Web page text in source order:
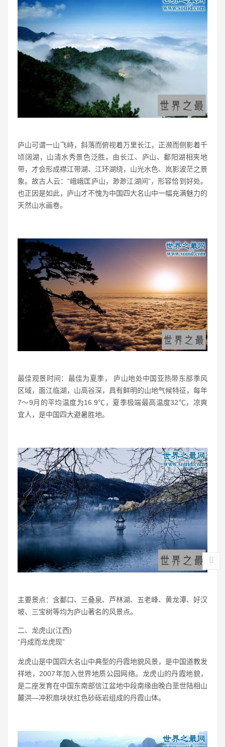
庐山可谓一山飞峙，斜落而俯视着万里长江，正濒而侧影着千
顷阔湖，山清水秀景色泛胜。由长江、庐山、鄱阳湖相夹地
带，才会形成襟江带湖、江环湖绕，山光水色、岚影波茫之景
象。故古人云：“峨峨匡庐山，渺渺江湖间”，形容恰到好处。
也正因是如此，庐山才不愧为中国四大名山中一幅充满魅力的
天然山水画卷。
最佳观景时间：最佳为夏季， 庐山地处中国亚热带东部季风
区域，面江临湖，山高谷深，具有鲜明的山地气候特征，每年
7～9月的平均温度为16.9℃，夏季极端最高温度32℃，凉爽
宜人，是中国四大避暑胜地。
主要景点：含鄱口、三叠泉、芦林湖、五老峰、黄龙潭、好汉
坡、三宝树等均为庐山著名的风景点。
二、龙虎山(江西)
“丹成而龙虎现”
龙虎山是中国四大名山中典型的丹霞地貌风景，是中国道教发
祥地，2007年加入世界地质公园网络。龙虎山的丹霞地貌，
是二座发育在中国东南部信江盆地中段南缘由晚白垩世陆相山
麓洪—冲积扇块状红色砂砾岩组成的丹霞山体。